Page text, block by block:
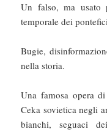
Un falso, ma usato
temporale dei
Bugie,
nella storia.
Una famosa opera
Ceka sovietica negli
bianchi, seguaci